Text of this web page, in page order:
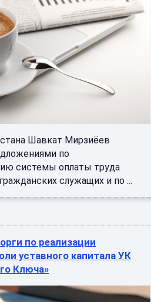
Шавкат Мирзиёев
по
системы оплаты труда
служащих и по ...
по реализации
уставного капитала УК
Ключа»